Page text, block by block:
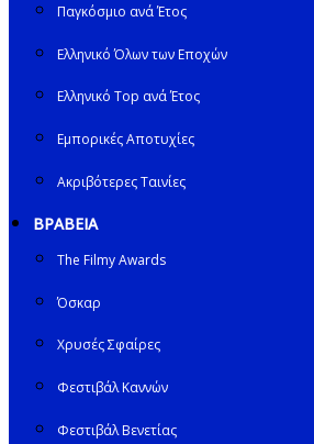
Παγκόσμιο ανά Έτος
Ελληνικό Όλων των Εποχών
Ελληνικό Top ανά Έτος
Εμπορικές Αποτυχίες
Ακριβότερες Ταινίες
ΒΡΑΒΕΙΑ
The Filmy Awards
Όσκαρ
Χρυσές Σφαίρες
Φεστιβάλ Καννών
Φεστιβάλ Βενετίας